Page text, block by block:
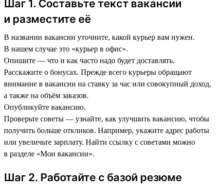
Шаг 1. Составьте текст вакансии
и разместите её
В названии вакансии уточните, какой курьер вам нужен.
В нашем случае это «курьер в офис».
Опишите — что и как часто надо будет доставлять.
Расскажите о бонусах. Прежде всего курьеры обращают
внимание в вакансии на ставку за час или совокупный доход,
а также на объём заказов.
Опубликуйте вакансию.
Проверьте советы — узнайте, как улучшить вакансию, чтобы
получить больше откликов. Например, укажите адрес работы
или увеличьте зарплату. Найти ссылку с советами можно
в разделе «Мои вакансии».
Шаг 2. Работайте с базой резюме